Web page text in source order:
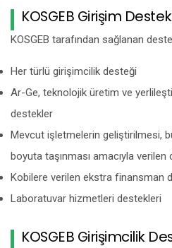
KOSGEB Girişim
KOSGEB tarafından sağlanan
Her türlü girişimcilik desteği
Ar-Ge, teknolojik üretim ve
destekler
Mevcut işletmelerin geliştirilmesi,
boyuta taşınması amacıyla verilen
Kobilere verilen ekstra finansman
Laboratuvar hizmetleri destekleri
KOSGEB Girişimcilik